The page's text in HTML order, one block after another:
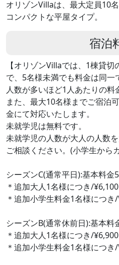
オリゾンVillaは、最大定員10
コンパクトな平屋タイプ。
宿泊
【オリゾンVillaでは、1棟貸切
で、5名様未満でも料金は同一
人数が多いほど1人あたりの料
また、最大10名様までご宿泊
金にて対応いたします。
未就学児は無料です。
未就学児の人数が大人の人数
ご相談ください。(小学生から
シーズンC(通常平日):基本料
＊追加大人1名様につき/¥6,100
＊追加小学生料金1名様につ
シーズンB(通常休前日):基本
＊追加大人1名様につき/¥6,900
＊追加小学生料金1名様につ